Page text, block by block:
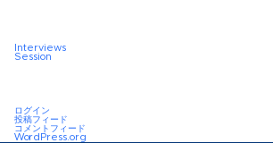
Interviews
Session
ログイン
投稿フィード
コメントフィード
WordPress.org